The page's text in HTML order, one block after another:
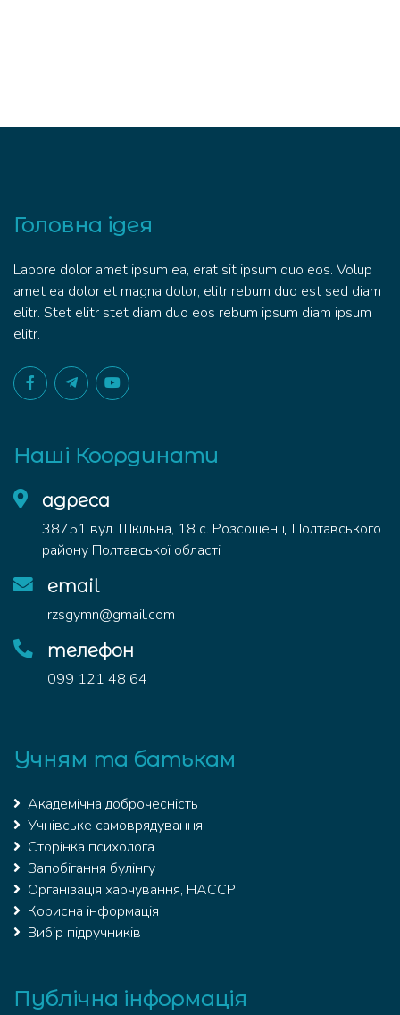
Головна ідея
Labore dolor amet ipsum ea, erat sit ipsum duo eos. Volup
amet ea dolor et magna dolor, elitr rebum duo est sed diam
elitr. Stet elitr stet diam duo eos rebum ipsum diam ipsum
elitr.
Наші Координати
адреса
38751 вул. Шкільна, 18 с. Розсошенці Полтавського
району Полтавської області
email
rzsgymn@gmail.com
телефон
099 121 48 64
Учням та батькам
Академічна доброчесність
Учнівське самоврядування
Сторінка психолога
Запобігання булінгу
Організація харчування, HACCP
Корисна інформація
Вибір підручників
Публічна інформація